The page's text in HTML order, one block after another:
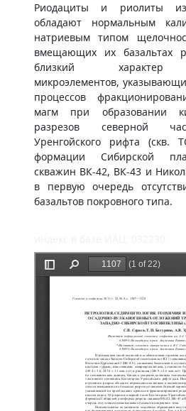
Риодациты и риолиты
обладают нормальным
натриевым типом
вмещающих их базальтах
близкий характер
микроэлементов,
процессов
магм при образовании
разрезов северной
Уренгойского рифта (скв.
формации Сибирской
скважин ВК-42, ВК-43 и
в первую очередь
базальтов покровного типа.